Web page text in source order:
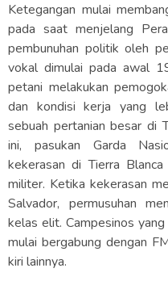
Ketegangan mulai
pada saat menjelang
pembunuhan politik oleh
vokal dimulai pada awal
petani melakukan
dan kondisi kerja yang
sebuah pertanian besar di
ini, pasukan Garda
kekerasan di Tierra
militer. Ketika kekerasan
Salvador, permusuhan
kelas elit. Campesinos
mulai bergabung dengan
kiri lainnya.